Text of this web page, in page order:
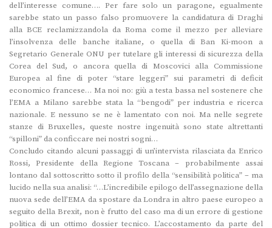
dell’interesse comune…. Per fare solo un paragone, egualmente
sarebbe stato un passo falso promuovere la candidatura di Draghi
alla BCE reclamizzandola da Roma come il mezzo per alleviare
l’insolvenza delle banche italiane, o quella di Ban Ki-moon a
Segretario Generale ONU per tutelare gli interessi di sicurezza della
Corea del Sud, o ancora quella di Moscovici alla Commissione
Europea al fine di poter “stare leggeri” sui parametri di deficit
economico francese… Ma noi no: giù a testa bassa nel sostenere che
l’EMA a Milano sarebbe stata la “bengodi” per industria e ricerca
nazionale. E nessuno se ne è lamentato con noi. Ma nelle segrete
stanze di Bruxelles, queste nostre ingenuità sono state altrettanti
“spilloni” da conficcare nei nostri sogni…
Concludo citando alcuni passaggi di un’intervista rilasciata da Enrico
Rossi, Presidente della Regione Toscana – probabilmente assai
lontano dal sottoscritto sotto il profilo della “sensibilità politica” – ma
lucido nella sua analisi: “…L’incredibile epilogo dell’assegnazione della
nuova sede dell’EMA da spostare da Londra in altro paese europeo a
seguito della Brexit, non è frutto del caso ma di un errore di gestione
politica di un ottimo dossier tecnico. L’accostamento da parte del